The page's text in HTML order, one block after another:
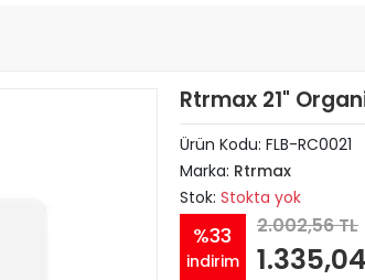
Rtrmax 21"
Ürün Kodu: FLB-RC0021
Marka: Rtrmax
Stok: Stokta yok
%33
indirim
2.002,56 TL